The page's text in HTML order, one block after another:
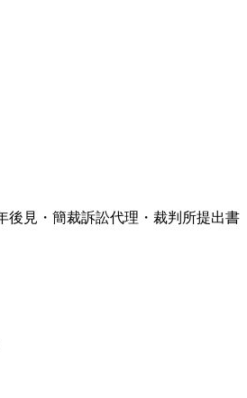
後見・簡裁訴訟代理・裁判所提出書